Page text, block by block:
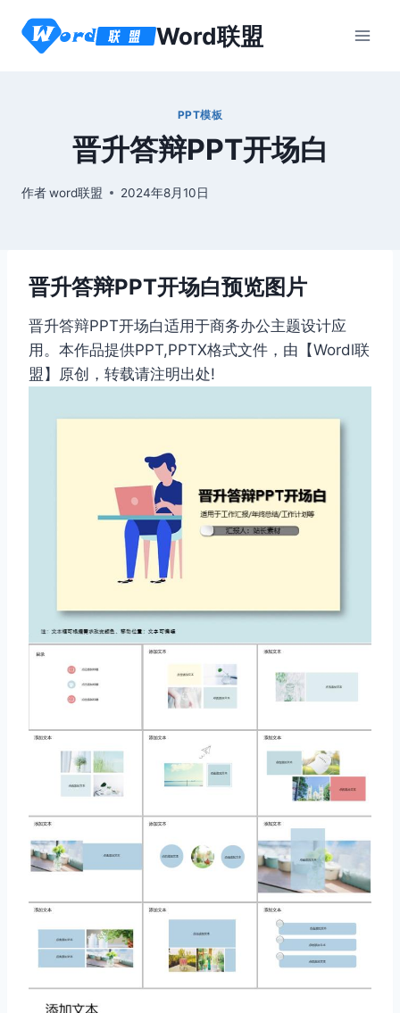
Word联盟
PPT模板
晋升答辩PPT开场白
作者word联盟 2024年8月10日
晋升答辩PPT开场白预览图片
晋升答辩PPT开场白适用于商务办公主题设计应
用。本作品提供PPT,PPTX格式文件，由【Wordl联
盟】原创，转载请注明出处!